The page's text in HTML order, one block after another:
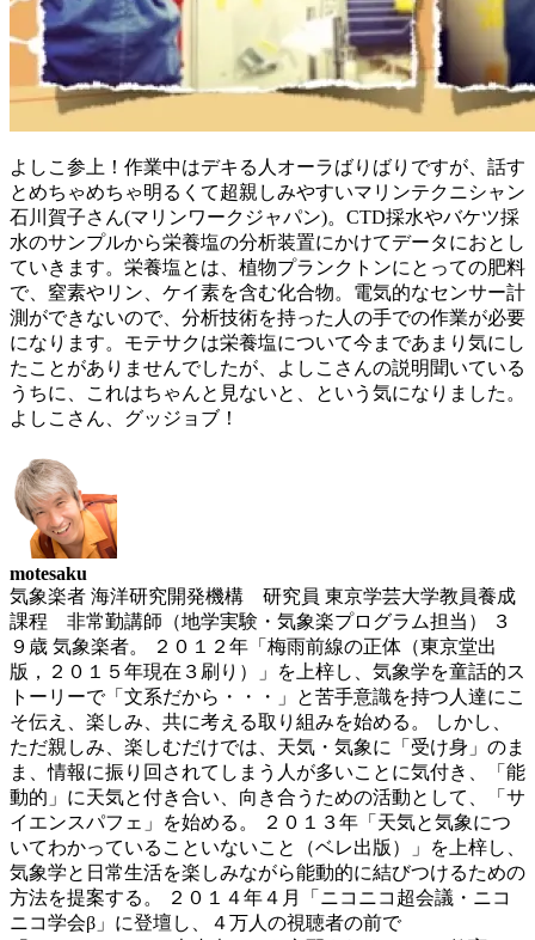
よしこ参上！作業中はデキる人オーラばりばりですが、話す
とめちゃめちゃ明るくて超親しみやすいマリンテクニシャン
石川賀子さん(マリンワークジャパン)。CTD採水やバケツ採
水のサンプルから栄養塩の分析装置にかけてデータにおとし
ていきます。栄養塩とは、植物プランクトンにとっての肥料
で、窒素やリン、ケイ素を含む化合物。電気的なセンサー計
測ができないので、分析技術を持った人の手での作業が必要
になります。モテサクは栄養塩について今まであまり気にし
たことがありませんでしたが、よしこさんの説明聞いている
うちに、これはちゃんと見ないと、という気になりました。
よしこさん、グッジョブ！
motesaku
気象楽者 海洋研究開発機構 研究員 東京学芸大学教員養成
課程 非常勤講師（地学実験・気象楽プログラム担当） ３
９歳 気象楽者。 ２０１２年「梅雨前線の正体（東京堂出
版，２０１５年現在３刷り）」を上梓し、気象学を童話的ス
トーリーで「文系だから・・・」と苦手意識を持つ人達にこ
そ伝え、楽しみ、共に考える取り組みを始める。 しかし、
ただ親しみ、楽しむだけでは、天気・気象に「受け身」のま
ま、情報に振り回されてしまう人が多いことに気付き、「能
動的」に天気と付き合い、向き合うための活動として、「サ
イエンスパフェ」を始める。 ２０１３年「天気と気象につ
いてわかっていることいないこと（ベレ出版）」を上梓し、
気象学と日常生活を楽しみながら能動的に結びつけるための
方法を提案する。 ２０１４年４月「ニコニコ超会議・ニコ
ニコ学会β」に登壇し、４万人の視聴者の前で